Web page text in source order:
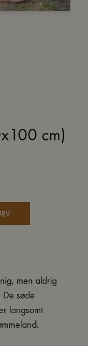
cm)
men aldrig
De søde
langsomt